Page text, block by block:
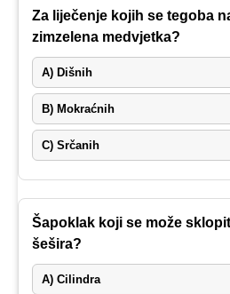
Za liječenje kojih se tegoba
zimzelena medvjetka?
A) Dišnih
B) Mokraćnih
C) Srčanih
Šapoklak koji se može
šešira?
A) Cilindra